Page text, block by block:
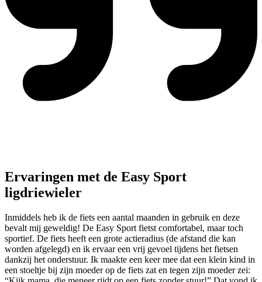
Ervaringen met de Easy Sport
ligdriewieler
Inmiddels heb ik de fiets een aantal maanden in gebruik en deze
bevalt mij geweldig! De Easy Sport fietst comfortabel, maar toch
sportief. De fiets heeft een grote actieradius (de afstand die kan
worden afgelegd) en ik ervaar een vrij gevoel tijdens het fietsen
dankzij het onderstuur. Ik maakte een keer mee dat een klein kind in
een stoeltje bij zijn moeder op de fiets zat en tegen zijn moeder zei: